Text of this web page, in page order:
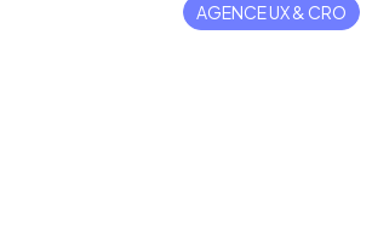
AGENCE UX & CRO